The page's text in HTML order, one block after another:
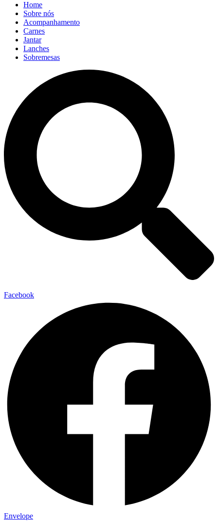
Home
Sobre nós
Acompanhamento
Carnes
Jantar
Lanches
Sobremesas
Facebook
Envelope